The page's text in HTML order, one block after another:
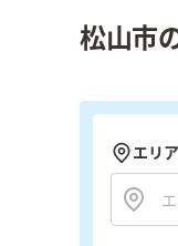
松山市
エリア